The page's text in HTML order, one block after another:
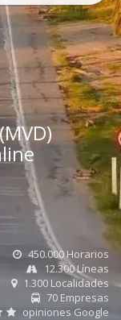
450.000 Horarios
12.300 Líneas
1.300 Localidades
70 Empresas
opiniones Google